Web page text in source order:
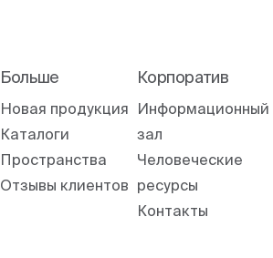
Больше
Новая продукция
Каталоги
Пространства
Отзывы клиентов
Корпоратив
Информационный
зал
Человеческие
ресурсы
Контакты